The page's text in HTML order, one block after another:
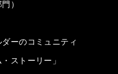
）
ーのコミュニティ
ストーリー」